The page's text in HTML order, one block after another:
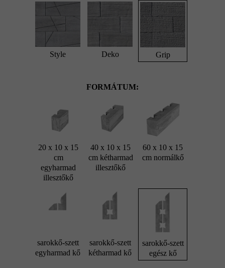
Style Deko Grip
FORMÁTUM:
20 x 10 x 15
cm
egyharmad
illesztőkő
40 x 10 x 15
cm kétharmad
illesztőkő
60 x 10 x 15
cm normálkő
sarokkő-szett
egyharmad kő
sarokkő-szett
kétharmad kő
sarokkő-szett
egész kő